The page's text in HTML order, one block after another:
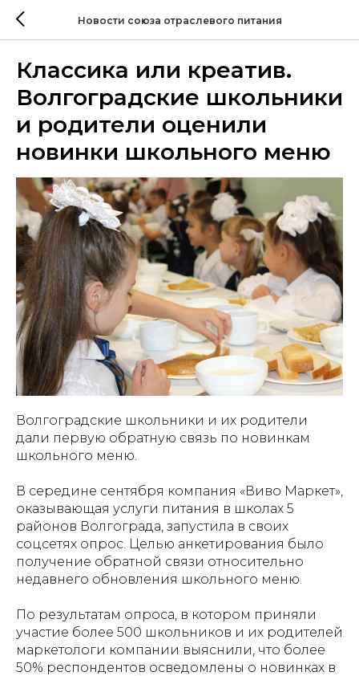
Новости союза отраслевого питания
Классика или креатив.
Волгоградские школьники
и родители оценили
новинки школьного меню
Волгоградские школьники и их родители
дали первую обратную связь по новинкам
школьного меню.
В середине сентября компания «Виво Маркет»,
оказывающая услуги питания в школах 5
районов Волгограда, запустила в своих
соцсетях опрос. Целью анкетирования было
получение обратной связи относительно
недавнего обновления школьного меню.
По результатам опроса, в котором приняли
участие более 500 школьников и их родителей
маркетологи компании выяснили, что более
50% респондентов осведомлены о новинках в